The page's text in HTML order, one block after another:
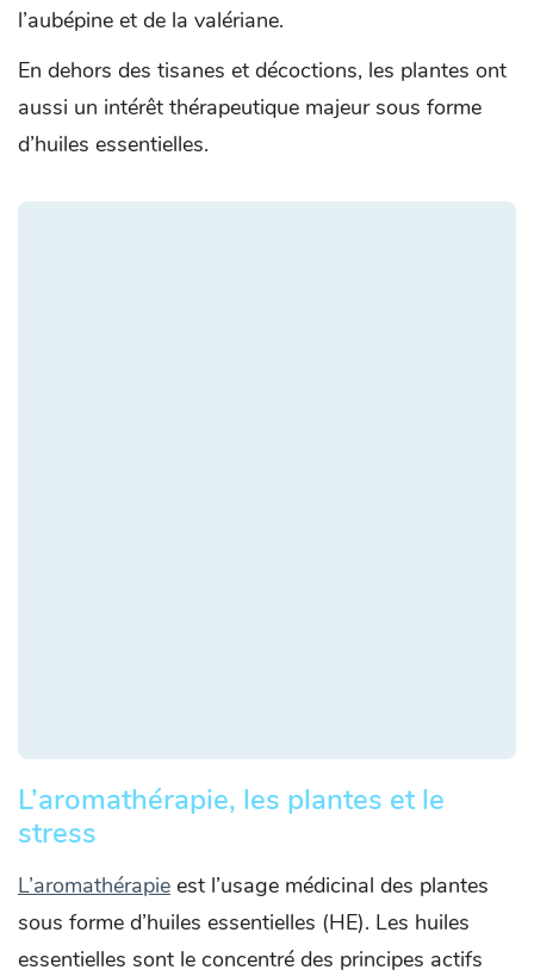
l’aubépine et de la valériane.
En dehors des tisanes et décoctions, les plantes ont
aussi un intérêt thérapeutique majeur sous forme
d’huiles essentielles.
L’aromathérapie, les plantes et le
stress
L’aromathérapie est l’usage médicinal des plantes
sous forme d’huiles essentielles (HE). Les huiles
essentielles sont le concentré des principes actifs